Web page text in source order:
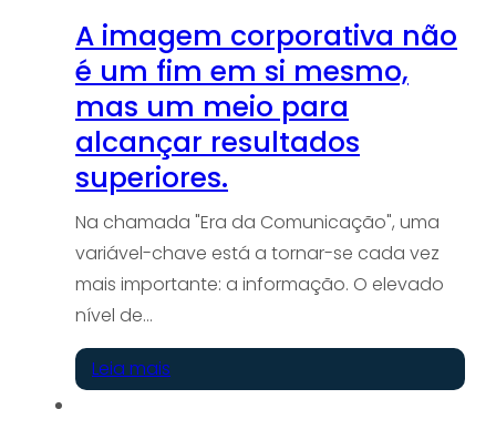
A imagem corporativa não
é um fim em si mesmo,
mas um meio para
alcançar resultados
superiores.
Na chamada "Era da Comunicação", uma
variável-chave está a tornar-se cada vez
mais importante: a informação. O elevado
nível de…
Leia mais